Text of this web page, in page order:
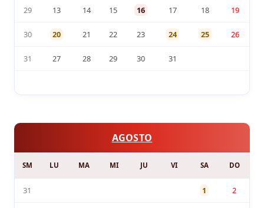
29 13 14 15 16 17 18 19
30 20 21 22 23 24 25 26
31 27 28 29 30 31
AGOSTO
SM LU MA MI JU VI SA DO
31 1 2